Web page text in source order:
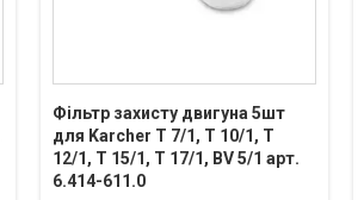
Фільтр захисту двигуна 5шт
для Karcher Т 7/1, Т 10/1, T
12/1, T 15/1, T 17/1, BV 5/1 арт.
6.414-611.0